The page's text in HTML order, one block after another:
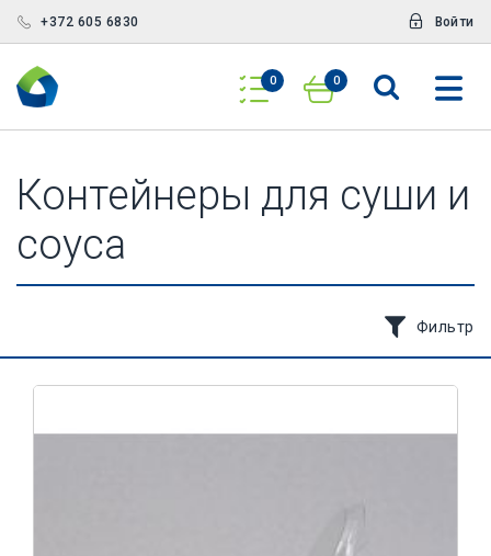
+372 605 6830 Войти
0 0
Контейнеры для суши и
соуса
Фильтр